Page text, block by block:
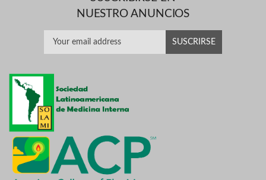
NUESTRO ANUNCIOS